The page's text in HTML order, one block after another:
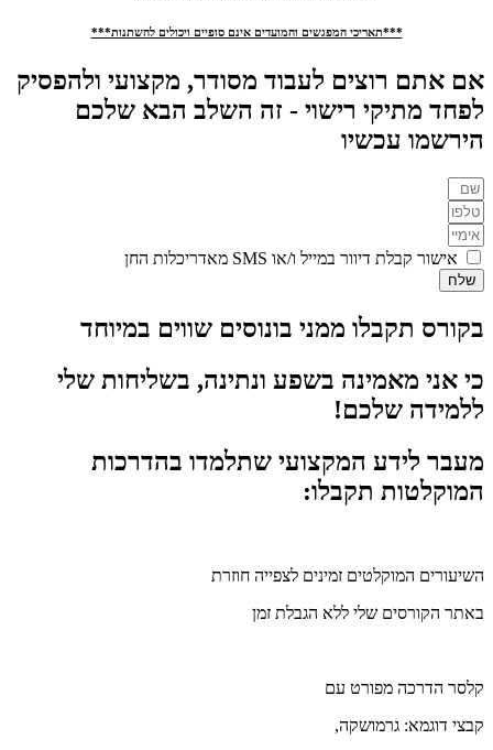
***תאריכי המפגשים והמועדים אינם סופיים ויכולים להשתנות***
אם אתם רוצים לעבוד מסודר, מקצועי ולהפסיק
לפחד מתיקי רישוי - זה השלב הבא שלכם
הירשמו עכשיו
אישור קבלת דיוור במייל ו/או SMS מאדריכלות החן
שלח
בקורס תקבלו ממני בונוסים שווים במיוחד
כי אני מאמינה בשפע ונתינה, בשליחות שלי
ללמידה שלכם!
מעבר לידע המקצועי שתלמדו בהדרכות
המוקלטות תקבלו:
השיעורים המוקלטים זמינים לצפייה חוזרת
באתר הקורסים שלי ללא הגבלת זמן
קלסר הדרכה מפורט עם
קבצי דוגמא: גרמושקה,